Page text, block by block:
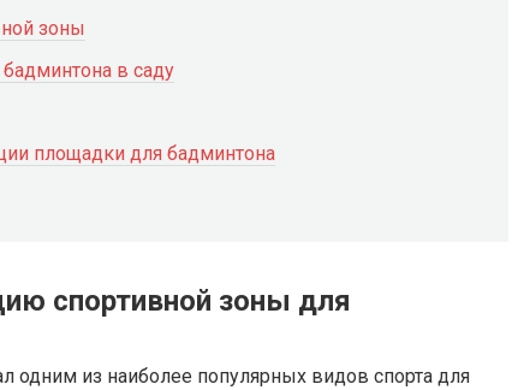
зоны
в саду
площадки для бадминтона
спортивной зоны для
одним из наиболее популярных видов спорта для